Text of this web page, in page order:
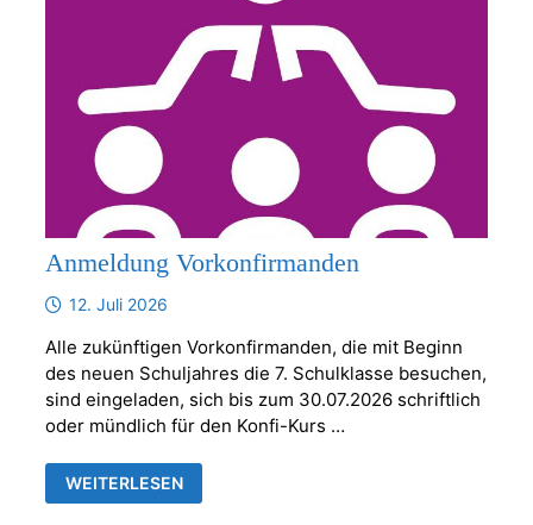
Anmeldung Vorkonfirmanden
12. Juli 2026
Alle zukünftigen Vorkonfirmanden, die mit Beginn
des neuen Schuljahres die 7. Schulklasse besuchen,
sind eingeladen, sich bis zum 30.07.2026 schriftlich
oder mündlich für den Konfi-Kurs …
ANMELDUNG
VORKONFIRMANDEN
WEITERLESEN